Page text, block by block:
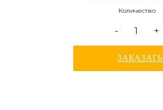
Количество
- +
ЗАКАЗАТЬ